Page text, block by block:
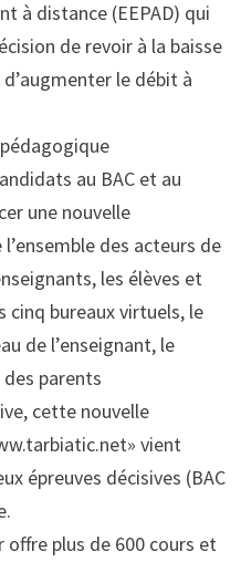
à distance (EEPAD) qui
de revoir à la baisse
le débit à
au BAC et au
une nouvelle
des acteurs de
les élèves et
cinq bureaux virtuels, le
de l’enseignant, le
des parents
cette nouvelle
vient
épreuves décisives (BAC
plus de 600 cours et